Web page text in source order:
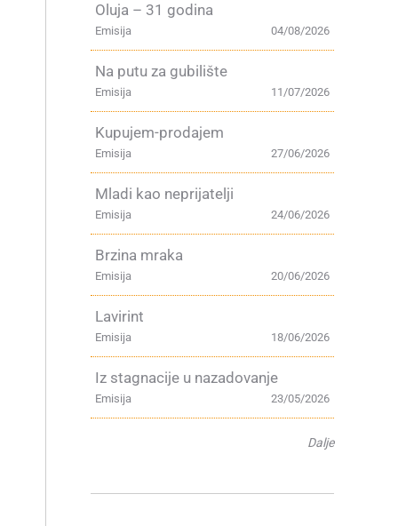
Oluja – 31 godina
04/08/2026
Emisija
Na putu za gubilište
11/07/2026
Emisija
Kupujem-prodajem
27/06/2026
Emisija
Mladi kao neprijatelji
24/06/2026
Emisija
Brzina mraka
20/06/2026
Emisija
Lavirint
18/06/2026
Emisija
Iz stagnacije u nazadovanje
23/05/2026
Emisija
Dalje